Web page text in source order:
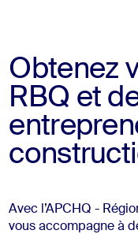
Obtenez
RBQ et
Avec l’APCHQ -
vous accompagne à